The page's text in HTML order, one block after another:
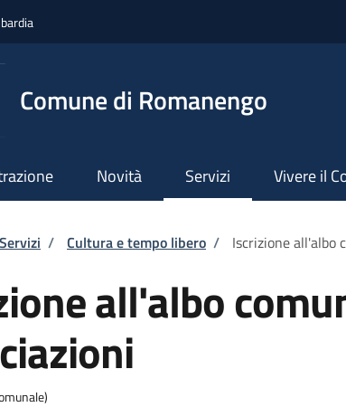
Comune di Romanengo
Novità Servizi Vivere il
di pane
Servizi / Cultura e tempo libero / Iscrizione all'albo
all'albo